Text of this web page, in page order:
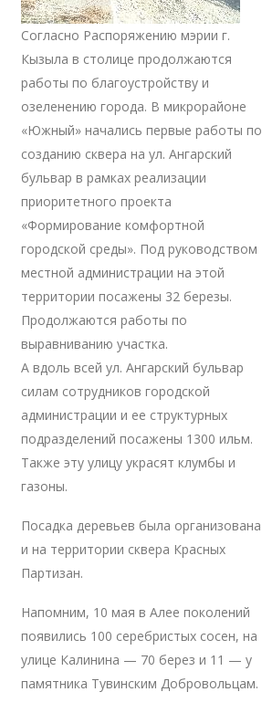
Согласно Распоряжению мэрии г.
Кызыла в столице продолжаются
работы по благоустройству и
озеленению города. В микрорайоне
«Южный» начались первые работы по
созданию сквера на ул. Ангарский
бульвар в рамках реализации
приоритетного проекта
«Формирование комфортной
городской среды». Под руководством
местной администрации на этой
территории посажены 32 березы.
Продолжаются работы по
выравниванию участка.
А вдоль всей ул. Ангарский бульвар
силам сотрудников городской
администрации и ее структурных
подразделений посажены 1300 ильм.
Также эту улицу украсят клумбы и
газоны.
Посадка деревьев была организована
и на территории сквера Красных
Партизан.
Напомним, 10 мая в Алее поколений
появились 100 серебристых сосен, на
улице Калинина — 70 берез и 11 — у
памятника Тувинским Добровольцам.